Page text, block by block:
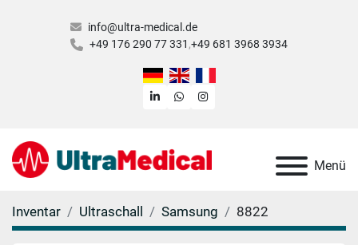
info@ultra-medical.de
+49 176 290 77 331 +49 681 3968 3934
linkedinwhatsappinstagram
Menü
Inventar Ultraschall Samsung 8822